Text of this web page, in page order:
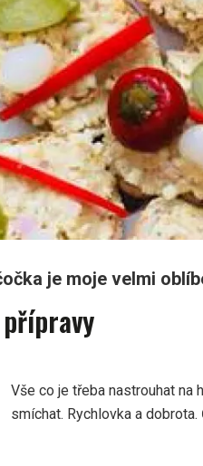
je moje velmi
Vše co je třeba nastrouhat na
smíchat. Rychlovka a